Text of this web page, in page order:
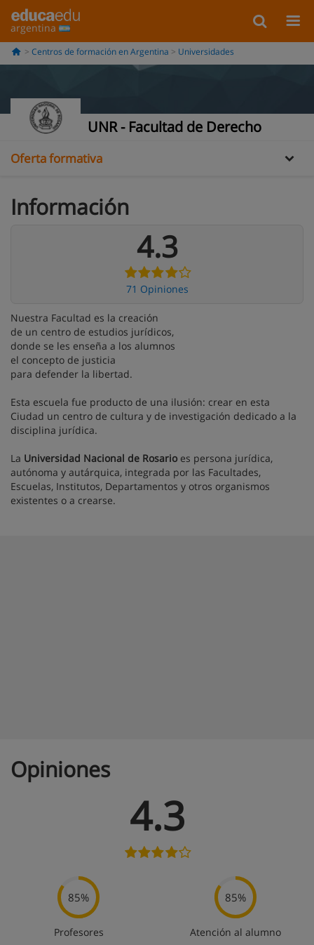
argentina
Centros de formación en Argentina Universidades
UNR - Facultad de Derecho
Opiniones
Oferta formativa
Información
4.3
71 Opiniones
Nuestra Facultad es la creación
de un centro de estudios jurídicos,
donde se les enseña a los alumnos
el concepto de justicia
para defender la libertad.
Esta escuela fue producto de una ilusión: crear en esta
Ciudad un centro de cultura y de investigación dedicado a la
disciplina jurídica.
La Universidad Nacional de Rosario es persona jurídica,
autónoma y autárquica, integrada por las Facultades,
Escuelas, Institutos, Departamentos y otros organismos
existentes o a crearse.
Opiniones
4.3
85%
Profesores
85%
Atención al alumno